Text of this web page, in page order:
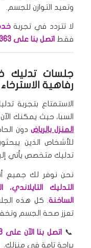
وتعيد التوازن للجسم.
لا تتردد في تجربة
فقط اتصل بنا على 0551416363
جلسات تدليك
رفاهية
الاستمتاع بتجربة
السبا، حيث يمكنك
المنزل بالرياضدون
للأشخاص الذين
تدليك متخصص يأتي
نحن نوفر لك جميع
التدليك التايلاندي،
الساخنة. كل هذه
تعزز صحة الجسم
📞 اتصل بنا الآن على 0551416363
براحة تامة في منزلك.